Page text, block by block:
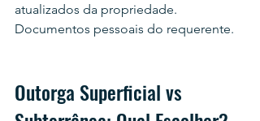
atualizados da propriedade.
Documentos pessoais do requerente.
Outorga Superficial vs